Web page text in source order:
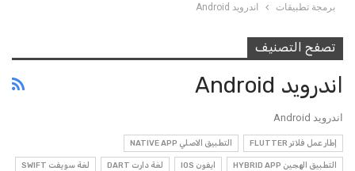
برمجة تطبيقات
اندرويد Android
تصفح التصنيف
اندرويد Android
اندرويد Android
إطار عمل فلاتر FLUTTER التطبيق الاصلي NATIVE APP
التطبيق الهجين HYBRID APP ايفون IOS لغة دارت DART لغة سويفت SWIFT